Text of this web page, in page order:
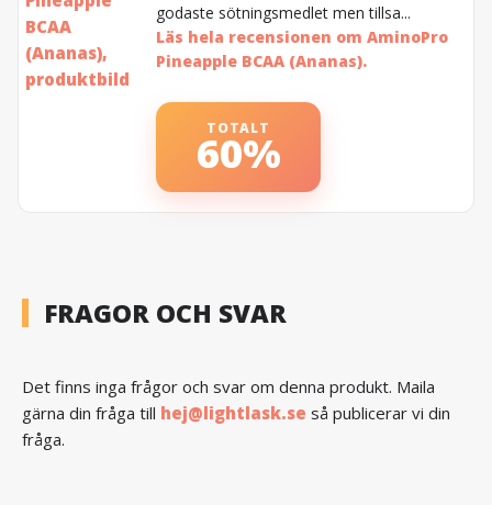
godaste sötningsmedlet men tillsa...
Läs hela recensionen om AminoPro
Pineapple BCAA (Ananas).
TOTALT
60%
FRAGOR OCH SVAR
Det finns inga frågor och svar om denna produkt. Maila
gärna din fråga till hej@lightlask.se så publicerar vi din
fråga.